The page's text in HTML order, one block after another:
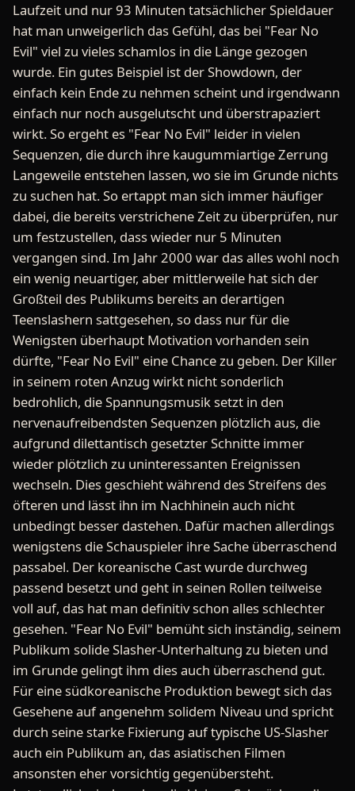
Laufzeit und nur 93 Minuten tatsächlicher Spieldauer
hat man unweigerlich das Gefühl, das bei "Fear No
Evil" viel zu vieles schamlos in die Länge gezogen
wurde. Ein gutes Beispiel ist der Showdown, der
einfach kein Ende zu nehmen scheint und irgendwann
einfach nur noch ausgelutscht und überstrapaziert
wirkt. So ergeht es "Fear No Evil" leider in vielen
Sequenzen, die durch ihre kaugummiartige Zerrung
Langeweile entstehen lassen, wo sie im Grunde nichts
zu suchen hat. So ertappt man sich immer häufiger
dabei, die bereits verstrichene Zeit zu überprüfen, nur
um festzustellen, dass wieder nur 5 Minuten
vergangen sind. Im Jahr 2000 war das alles wohl noch
ein wenig neuartiger, aber mittlerweile hat sich der
Großteil des Publikums bereits an derartigen
Teenslashern sattgesehen, so dass nur für die
Wenigsten überhaupt Motivation vorhanden sein
dürfte, "Fear No Evil" eine Chance zu geben. Der Killer
in seinem roten Anzug wirkt nicht sonderlich
bedrohlich, die Spannungsmusik setzt in den
nervenaufreibendsten Sequenzen plötzlich aus, die
aufgrund dilettantisch gesetzter Schnitte immer
wieder plötzlich zu uninteressanten Ereignissen
wechseln. Dies geschieht während des Streifens des
öfteren und lässt ihn im Nachhinein auch nicht
unbedingt besser dastehen. Dafür machen allerdings
wenigstens die Schauspieler ihre Sache überraschend
passabel. Der koreanische Cast wurde durchweg
passend besetzt und geht in seinen Rollen teilweise
voll auf, das hat man definitiv schon alles schlechter
gesehen. "Fear No Evil" bemüht sich inständig, seinem
Publikum solide Slasher-Unterhaltung zu bieten und
im Grunde gelingt ihm dies auch überraschend gut.
Für eine südkoreanische Produktion bewegt sich das
Gesehene auf angenehm solidem Niveau und spricht
durch seine starke Fixierung auf typische US-Slasher
auch ein Publikum an, das asiatischen Filmen
ansonsten eher vorsichtig gegenübersteht.